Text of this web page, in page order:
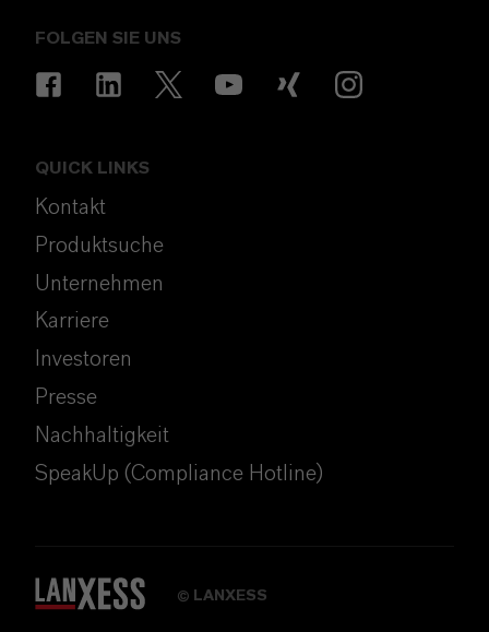
FOLGEN SIE UNS
QUICK LINKS
Kontakt
Produktsuche
Unternehmen
Karriere
Investoren
Presse
Nachhaltigkeit
SpeakUp (Compliance Hotline)
© LANXESS